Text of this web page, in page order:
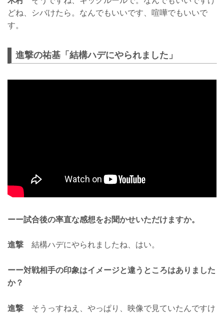
どね、シバけたら。なんでもいいです、喧嘩でもいいで
す。
進撃の祐基「結構ハデにやられました」
ーー試合後の率直な感想をお聞かせいただけますか。
進撃 結構ハデにやられましたね、はい。
ーー対戦相手の印象はイメージと違うところはありました
か？
進撃 そうっすねえ、やっぱり、映像で見ていたんですけ